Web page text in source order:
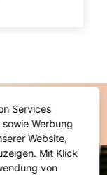
gefallen
Services
Werbung
Website,
Mit Klick
von